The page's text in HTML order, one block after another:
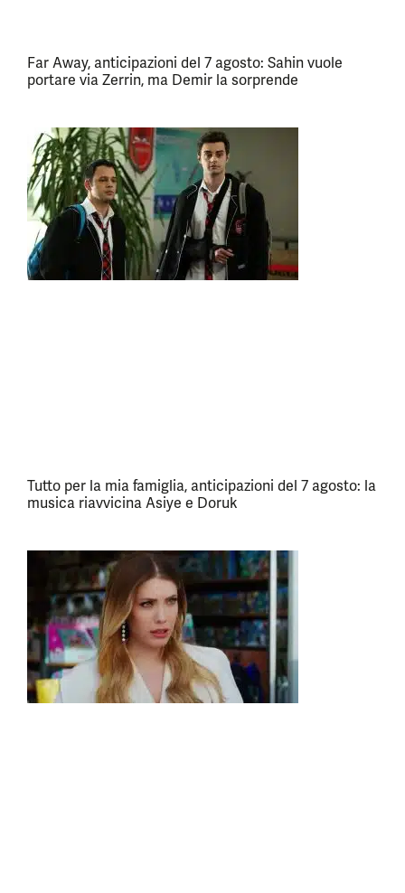
Far Away, anticipazioni del 7 agosto: Sahin vuole
portare via Zerrin, ma Demir la sorprende
Tutto per la mia famiglia, anticipazioni del 7 agosto: la
musica riavvicina Asiye e Doruk